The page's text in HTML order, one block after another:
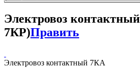
Электровоз
7КР)Править
Электровоз контактный 7КА